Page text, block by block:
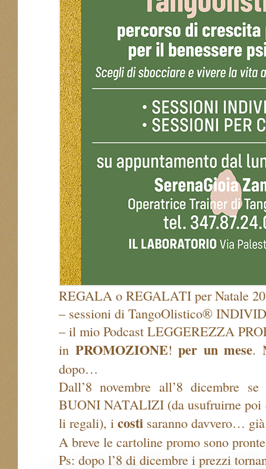
REGALA o REGALATI per Natale
– sessioni di TangoOlistico®
– il mio Podcast LEGGEREZZA
in PROMOZIONE!per un mese.
dopo…
Dall’8 novembre all’8 dicembre
BUONI NATALIZI (da usufruirne poi
li regali), i costi saranno davvero…
A breve le cartoline promo sono
Ps: dopo l’8 di dicembre i prezzi